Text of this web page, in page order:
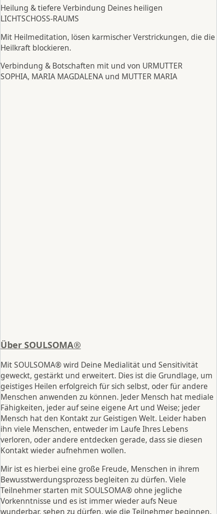
Heilung & tiefere Verbindung Deines heiligen
LICHTSCHOSS-RAUMS
Mit Heilmeditation, lösen karmischer Verstrickungen, die die
Heilkraft blockieren.
Verbindung & Botschaften mit und von URMUTTER
SOPHIA, MARIA MAGDALENA und MUTTER MARIA
Über SOULSOMA®
Mit SOULSOMA® wird Deine Medialität und Sensitivität
geweckt, gestärkt und erweitert. Dies ist die Grundlage, um
geistiges Heilen erfolgreich für sich selbst, oder für andere
Menschen anwenden zu können. Jeder Mensch hat mediale
Fähigkeiten, jeder auf seine eigene Art und Weise; jeder
Mensch hat den Kontakt zur Geistigen Welt. Leider haben
ihn viele Menschen, entweder im Laufe Ihres Lebens
verloren, oder andere entdecken gerade, dass sie diesen
Kontakt wieder aufnehmen wollen.
Mir ist es hierbei eine große Freude, Menschen in ihrem
Bewusstwerdungsprozess begleiten zu dürfen. Viele
Teilnehmer starten mit SOULSOMA® ohne jegliche
Vorkenntnisse und es ist immer wieder aufs Neue
wunderbar, sehen zu dürfen, wie die Teilnehmer beginnen,